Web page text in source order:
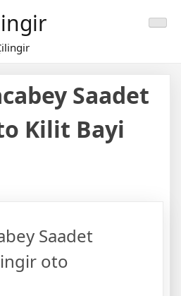
Saadet
Kilit Bayi
Saadet
oto